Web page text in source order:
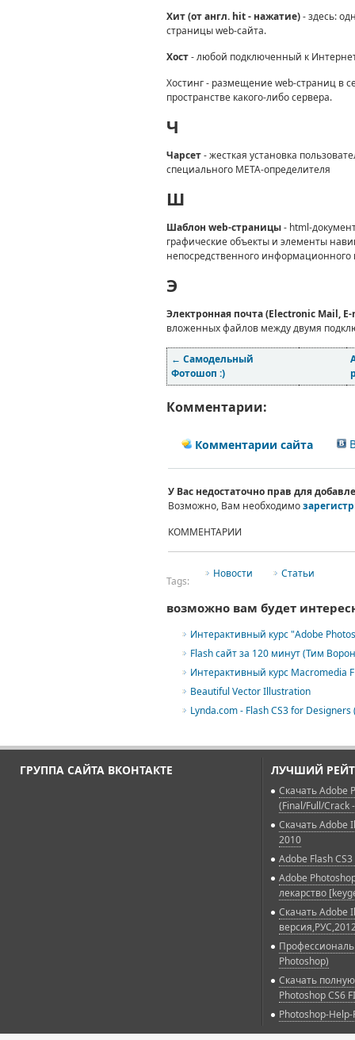
Хит (от англ. hit - нажатие)- здесь:
страницы web-сайта.
Хост- любой подключенный к
Хостинг - размещение web-страниц в
пространстве какого-либо сервера.
Ч
Чарсет- жесткая установка
специального МЕТА-определителя
Ш
Шаблон web-страницы- html-
графические объекты и элементы
непосредственного
Э
Электронная почта (Electronic Mail,
вложенных файлов между двумя
← Самодельный
Фотошоп :)
Комментарии:
Комментарии сайта
У Вас недостаточно прав для
Возможно, Вам необходимо
КОММЕНТАРИИ
Tags:
Новости Статьи
возможно вам будет
Интерактивный курс "Adobe
Flash сайт за 120 минут (Тим
Интерактивный курс Macromedia
Beautiful Vector Illustration
Lynda.com - Flash CS3 for Designers
ГРУППА САЙТА ВКОНТАКТЕ ЛУЧШИЙ
Скачать Adobe
(Final/Full/Crack
Скачать Adobe
2010
Adobe Flash
Adobe
лекарство
Скачать Adobe
Photoshop)
Скачать
Photoshop CS6
Photoshop-Help-